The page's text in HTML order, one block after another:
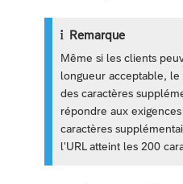
Remarque
Même si les clients
longueur acceptable, le
des caractères
répondre aux
caractères
l'URL atteint les 200